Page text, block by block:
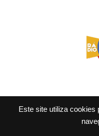
Este site utiliza cookies